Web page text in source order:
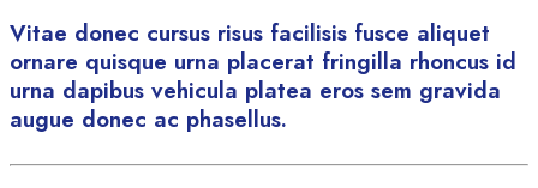
Vitae donec cursus risus facilisis fusce aliquet
ornare quisque urna placerat fringilla rhoncus id
urna dapibus vehicula platea eros sem gravida
augue donec ac phasellus.